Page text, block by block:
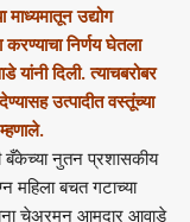
उद्योग
निर्णय घेतला
दिली. त्याचबरोबर
उत्पादीत वस्तूंच्या
बँकेच्या नुतन प्रशासकीय
महिला बचत गटाच्या
चेअरमन आमदार आवाडे